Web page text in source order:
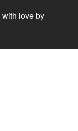
with love by